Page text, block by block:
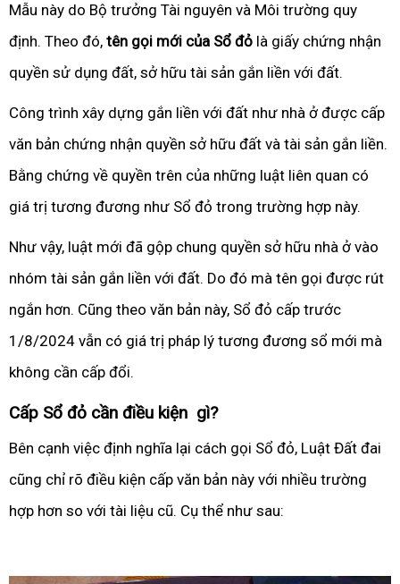
Mẫu này do Bộ trưởng Tài nguyên và Môi trường quy
định. Theo đó, tên gọi mới của Sổ đỏ là giấy chứng nhận
quyền sử dụng đất, sở hữu tài sản gắn liền với đất.
Công trình xây dựng gắn liền với đất như nhà ở được cấp
văn bản chứng nhận quyền sở hữu đất và tài sản gắn liền.
Bằng chứng về quyền trên của những luật liên quan có
giá trị tương đương như Sổ đỏ trong trường hợp này.
Như vậy, luật mới đã gộp chung quyền sở hữu nhà ở vào
nhóm tài sản gắn liền với đất. Do đó mà tên gọi được rút
ngắn hơn. Cũng theo văn bản này, Sổ đỏ cấp trước
1/8/2024 vẫn có giá trị pháp lý tương đương sổ mới mà
không cần cấp đổi.
Cấp Sổ đỏ cần điều kiện gì?
Bên cạnh việc định nghĩa lại cách gọi Sổ đỏ, Luật Đất đai
cũng chỉ rõ điều kiện cấp văn bản này với nhiều trường
hợp hơn so với tài liệu cũ. Cụ thể như sau: